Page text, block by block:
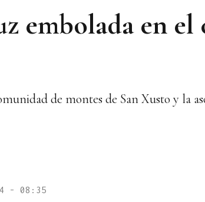
embolada en el
de montes de San Xusto y la
- 08:35